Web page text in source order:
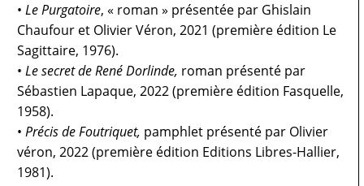
•LePurgatoire, « roman » présentée par Ghislain
Chaufour et Olivier Véron, 2021 (première édition Le
Sagittaire, 1976).
•Le secret de René Dorlinde, roman présenté par
Sébastien Lapaque, 2022 (première édition Fasquelle,
1958).
•Précis de Foutriquet, pamphlet présenté par Olivier
véron, 2022 (première édition Editions Libres-Hallier,
1981).